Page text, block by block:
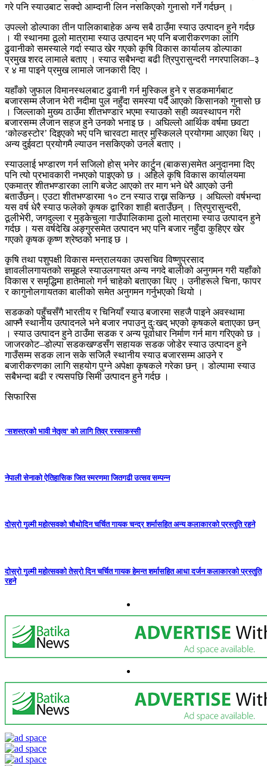
गरे पनि स्याउबाट सक्दो आम्दानी लिन नसकिएको गुनासो गर्ने गर्दछन् ।
उपल्लो डोल्पाका तीन पालिकाबाहेक अन्य सबै ठाउँमा स्याउ उत्पादन हुने गर्दछ
। यी स्थानमा ठूलो मात्रामा स्याउ उत्पादन भए पनि बजारीकरणका लागि
ढुवानीको समस्याले गर्दा स्याउ खेर गएको कृषि विकास कार्यालय डोल्पाका
प्रमुख शरद लामाले बताए । स्याउ सबैभन्दा बढी त्रिपुरासुन्दरी नगरपालिका–३
र ४ मा पाइने प्रमुख लामाले जानकारी दिए ।
यहाँको जुफाल विमानस्थलबाट ढुवानी गर्न मुस्किल हुने र सडकमार्गबाट
बजारसम्म लैजान भेरी नदीमा पुल नहुँदा समस्या पर्दै आएको किसानको गुनासो छ
। जिल्लाको मुख्य ठाउँमा शीतभण्डार भएमा स्याउको सही व्यवस्थापन गरी
बजारसम्म लैजान सहज हुने उनको भनाइ छ । अघिल्लो आर्थिक वर्षमा छवटा
‘कोल्डस्टोर’ दिइएको भए पनि चारवटा मात्र मुस्किलले प्रयोगमा आएका थिए ।
अन्य दुईवटा प्रयोगमै ल्याउन नसकिएको उनले बताए ।
स्याउलाई भण्डारण गर्न सजिलो होस् भनेर कार्टुन (बाकस)समेत अनुदानमा दिए
पनि त्यो प्रभावकारी नभएको पाइएको छ । अहिले कृषि विकास कार्यालयमा
एकमात्र शीतभण्डारका लागि बजेट आएको तर माग भने धेरै आएको उनी
बताउँछन्। एउटा शीतभण्डारमा १० टन स्याउ राख्न सकिन्छ । अघिल्लो वर्षभन्दा
यस वर्ष धेरै स्याउ फलेको कृषक द्वारिका शाही बताउँछन् । त्रिपुरासुन्दरी,
ठूलीभेरी, जगदुल्ला र मुड्केचुला गाउँपालिकामा ठूलो मात्रामा स्याउ उत्पादन हुने
गर्दछ । यस वर्षदेखि अङ्गुरसमेत उत्पादन भए पनि बजार नहुँदा कुहिएर खेर
गएको कृषक कृष्ण श्रेष्ठको भनाइ छ ।
कृषि तथा पशुपक्षी विकास मन्त्रालयका उपसचिव विष्णुप्रसाद
ज्ञावलीलगायतको समूहले स्याउलगायत अन्य नगदे बालीको अनुगमन गरी यहाँको
विकास र समृद्धिमा हातेमालो गर्न चाहेको बताएका थिए । उनीहरूले चिना, फापर
र कागुनोलगायतका बालीको समेत अनुगमन गर्नुभएको थियो ।
सडकको पहुँचसँगै भारतीय र चिनियाँ स्याउ बजारमा सहजै पाइने अवस्थामा
आफ्नै स्थानीय उत्पादनले भने बजार नपाउनु दुःखद् भएको कृषकले बताएका छन्
। स्याउ उत्पादन हुने ठाउँमा सडक र अन्य पूर्वाधार निर्माण गर्न माग गरिएको छ ।
जाजरकोट–डोल्पा सडकखण्डसँग सहायक सडक जोडेर स्याउ उत्पादन हुने
गाउँसम्म सडक लान सके सजिलै स्थानीय स्याउ बजारसम्म आउने र
बजारीकरणका लागि सहयोग पुग्ने अपेक्षा कृषकले गरेका छन् । डोल्पामा स्याउ
सबैभन्दा बढी र त्यसपछि सिमी उत्पादन हुने गर्दछ ।
सिफारिस
‘सशस्त्रको भावी नेतृत्व’ को लागि तिव्र रस्साकस्सी
नेपाली सेनाको ऐतिहासिक जित स्मरणमा जितगढी उत्सव सम्पन्न
दोस्रो गुल्मी महोत्सवको चौथोदिन चर्चित गायक चन्द्र शर्मासहित अन्य कलाकारको प्रस्तुति रहने
दोस्रो गुल्मी महोत्सवको तेस्रो दिन चर्चित गायक हेमन्त शर्मासहित आधा दर्जन कलाकारको प्रस्तुति
रहने